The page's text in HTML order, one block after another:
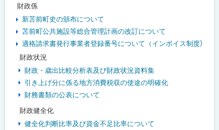
財政係
新苫前町史の頒布について
苫前町公共施設等総合管理計画の改訂について
適格請求書発行事業者登録番号について（インボイス制度）
財政状況
財政・歳出比較分析表及び財政状況資料集
引き上げ分に係る地方消費税収の使途の明確化
財務書類の公表について
財政健全化
健全化判断比率及び資金不足比率について